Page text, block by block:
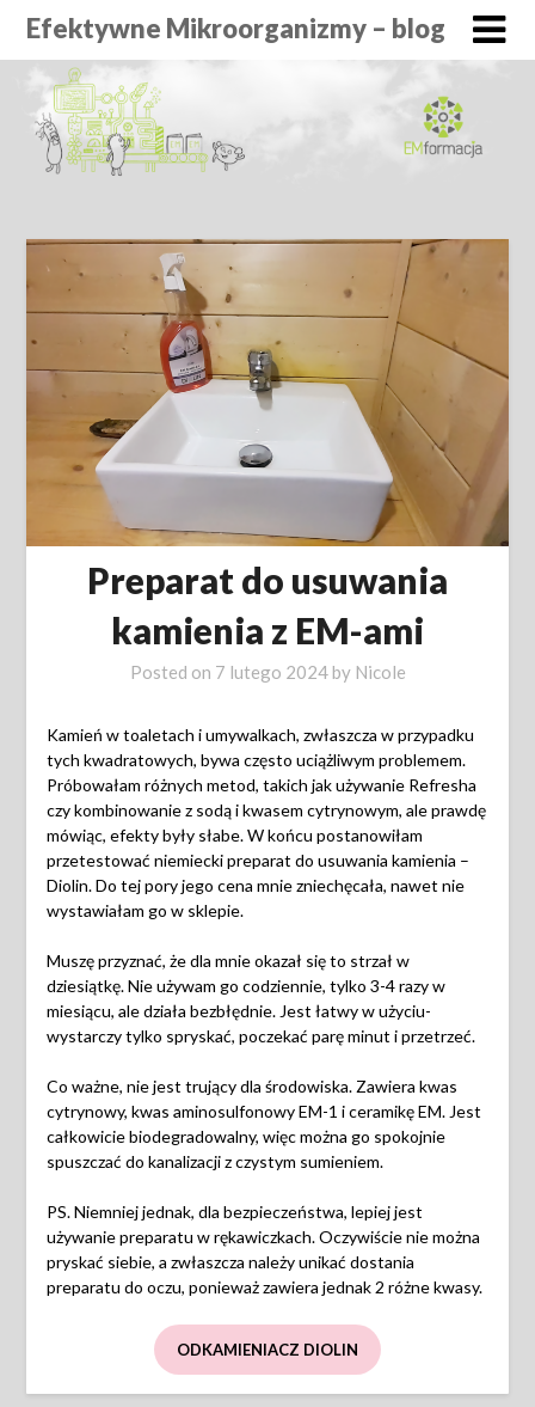
Efektywne Mikroorganizmy – blog
Preparat do usuwania
kamienia z EM-ami
Posted on 7 lutego 2024by Nicole
Kamień w toaletach i umywalkach, zwłaszcza w przypadku
tych kwadratowych, bywa często uciążliwym problemem.
Próbowałam różnych metod, takich jak używanie Refresha
czy kombinowanie z sodą i kwasem cytrynowym, ale prawdę
mówiąc, efekty były słabe. W końcu postanowiłam
przetestować niemiecki preparat do usuwania kamienia –
Diolin. Do tej pory jego cena mnie zniechęcała, nawet nie
wystawiałam go w sklepie.
Muszę przyznać, że dla mnie okazał się to strzał w
dziesiątkę. Nie używam go codziennie, tylko 3-4 razy w
miesiącu, ale działa bezbłędnie. Jest łatwy w użyciu-
wystarczy tylko spryskać, poczekać parę minut i przetrzeć.
Co ważne, nie jest trujący dla środowiska. Zawiera kwas
cytrynowy, kwas aminosulfonowy EM-1 i ceramikę EM. Jest
całkowicie biodegradowalny, więc można go spokojnie
spuszczać do kanalizacji z czystym sumieniem.
PS. Niemniej jednak, dla bezpieczeństwa, lepiej jest
używanie preparatu w rękawiczkach. Oczywiście nie można
pryskać siebie, a zwłaszcza należy unikać dostania
preparatu do oczu, ponieważ zawiera jednak 2 różne kwasy.
ODKAMIENIACZ DIOLIN